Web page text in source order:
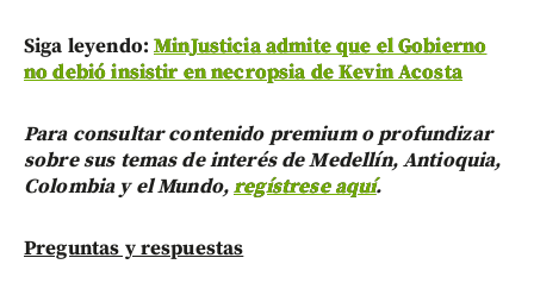
Siga leyendo:MinJusticia admite que el Gobierno
no debió insistir en necropsia de Kevin Acosta
Para consultar contenido premium o profundizar
sobre sus temas de interés de Medellín, Antioquia,
Colombia y el Mundo,regístrese aquí.
Preguntas y respuestas